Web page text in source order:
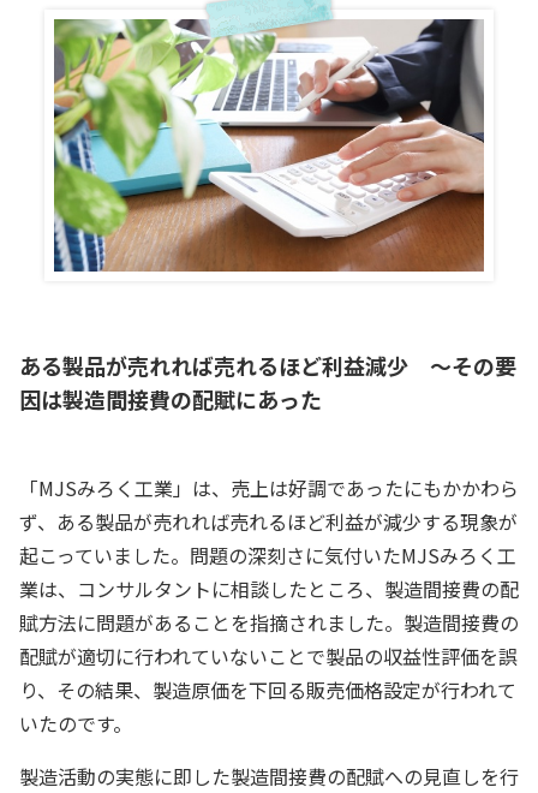
ある製品が売れれば売れるほど利益減少 ～その要
因は製造間接費の配賦にあった
「MJSみろく工業」は、売上は好調であったにもかかわら
ず、ある製品が売れれば売れるほど利益が減少する現象が
起こっていました。問題の深刻さに気付いたMJSみろく工
業は、コンサルタントに相談したところ、製造間接費の配
賦方法に問題があることを指摘されました。製造間接費の
配賦が適切に行われていないことで製品の収益性評価を誤
り、その結果、製造原価を下回る販売価格設定が行われて
いたのです。
製造活動の実態に即した製造間接費の配賦への見直しを行